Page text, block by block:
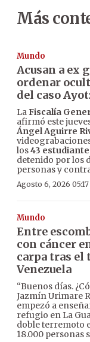
Más
Mundo
Acusan a ex
ordenar
del caso
LaFiscalía
afirmó este
Ángel Aguirre
los43
detenido por los
personas y
Agosto 6, 2026 05:17
Mundo
Entre
con cáncer
carpa tras el
Venezuela
“Buenos días.
Jazmín Urimare
empezó a
refugio en La
doble terremoto
18.000 personas